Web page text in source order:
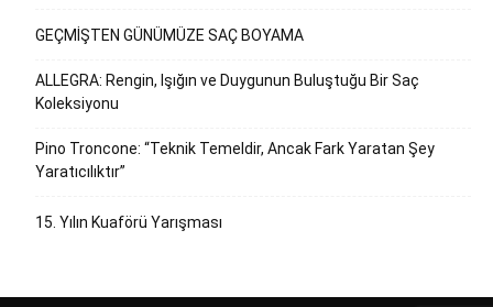
GEÇMİŞTEN GÜNÜMÜZE SAÇ BOYAMA
ALLEGRA: Rengin, Işığın ve Duygunun Buluştuğu Bir Saç
Koleksiyonu
Pino Troncone: “Teknik Temeldir, Ancak Fark Yaratan Şey
Yaratıcılıktır”
15. Yılın Kuaförü Yarışması